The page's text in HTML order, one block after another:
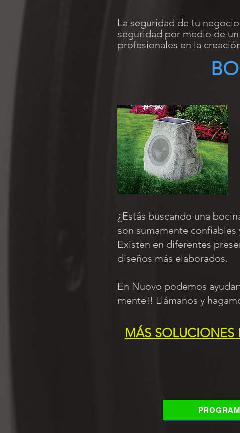
La seguridad de tu
seguridad por medio de un
profesionales en la
¿Estás buscando una
son sumamente confiables
Existen en diferentes
diseños más elaborados.
En Nuovo podemos
mente!! Llámanos y
MÁS SOLUCIONES